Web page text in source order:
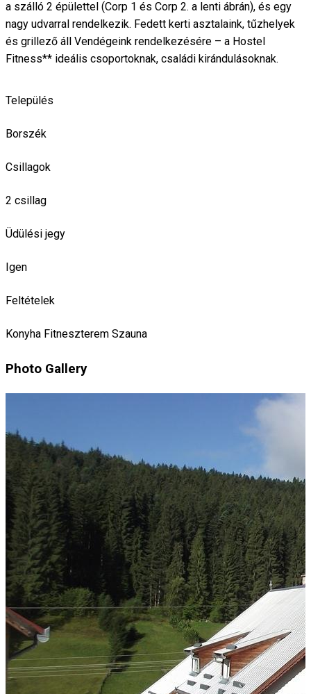
a szálló 2 épülettel (Corp 1 és Corp 2. a lenti ábrán), és egy
nagy udvarral rendelkezik. Fedett kerti asztalaink, tűzhelyek
és grillező áll Vendégeink rendelkezésére – a Hostel
Fitness** ideális csoportoknak, családi kirándulásoknak.
Település
Borszék
Csillagok
2 csillag
Üdülési jegy
Igen
Feltételek
Konyha Fitneszterem Szauna
Photo Gallery